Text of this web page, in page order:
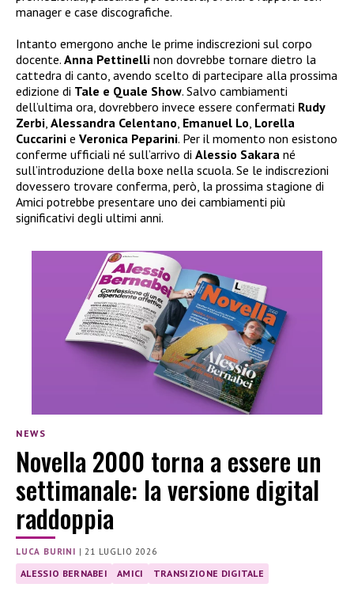
manager e case discografiche.
Intanto emergono anche le prime indiscrezioni sul corpo
docente. Anna Pettinelli non dovrebbe tornare dietro la
cattedra di canto, avendo scelto di partecipare alla prossima
edizione di Tale e Quale Show. Salvo cambiamenti
dell’ultima ora, dovrebbero invece essere confermati Rudy
Zerbi, Alessandra Celentano, Emanuel Lo, Lorella
Cuccarini e Veronica Peparini. Per il momento non esistono
conferme ufficiali né sull’arrivo di Alessio Sakara né
sull’introduzione della boxe nella scuola. Se le indiscrezioni
dovessero trovare conferma, però, la prossima stagione di
Amici potrebbe presentare uno dei cambiamenti più
significativi degli ultimi anni.
NEWS
Novella 2000 torna a essere un
settimanale: la versione digital
raddoppia
LUCA BURINI | 21 LUGLIO 2026
ALESSIO BERNABEI AMICI TRANSIZIONE DIGITALE